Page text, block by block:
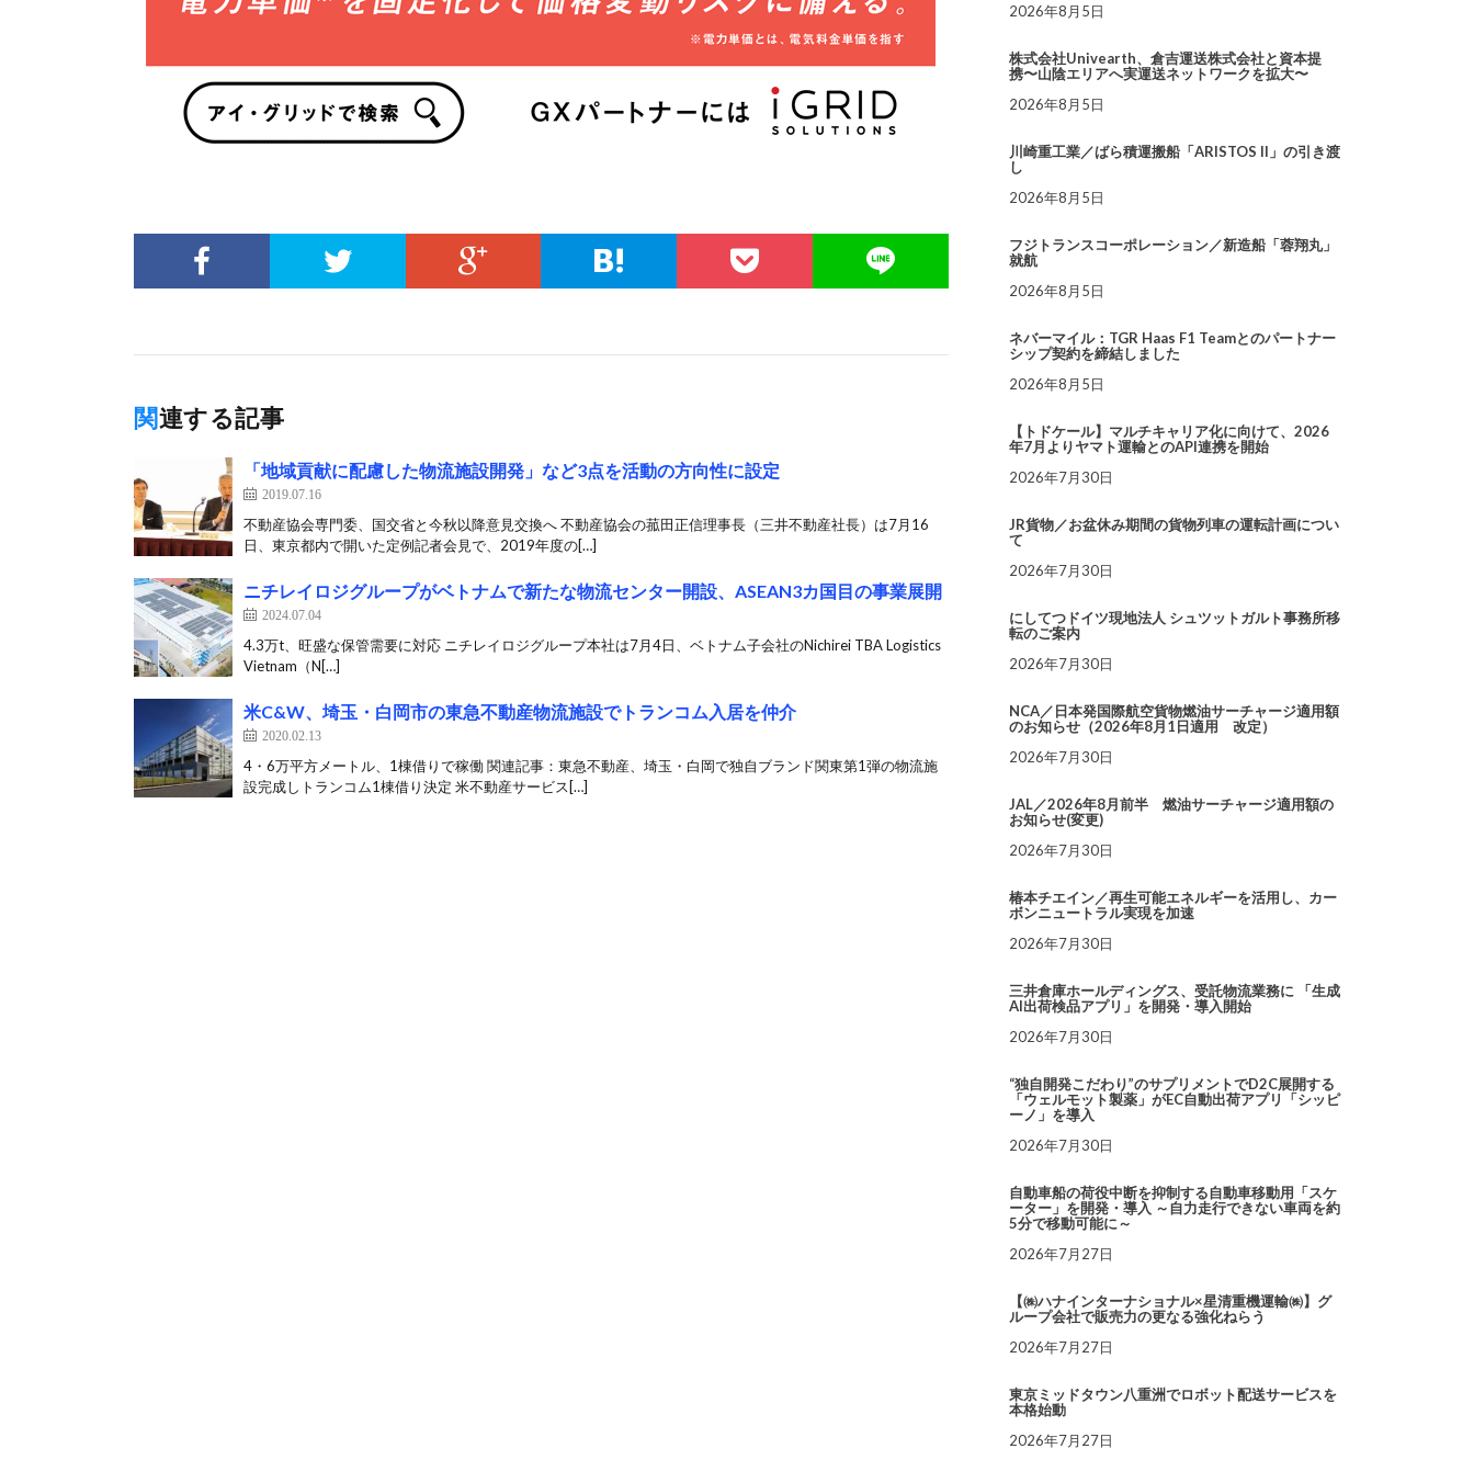
関連する記事
「地域貢献に配慮した物流施設開発」など3点を活動の方向性に設定
2019.07.16
不動産協会専門委、国交省と今秋以降意見交換へ 不動産協会の菰田正信理事長（三井不動産社長）は7月16
日、東京都内で開いた定例記者会見で、2019年度の[…]
ニチレイロジグループがベトナムで新たな物流センター開設、ASEAN3カ国目の事業展開
2024.07.04
4.3万t、旺盛な保管需要に対応 ニチレイロジグループ本社は7月4日、ベトナム子会社のNichirei TBA Logistics
Vietnam（N[…]
米C&W、埼玉・白岡市の東急不動産物流施設でトランコム入居を仲介
2020.02.13
4・6万平方メートル、1棟借りで稼働 関連記事：東急不動産、埼玉・白岡で独自ブランド関東第1弾の物流施
設完成しトランコム1棟借り決定 米不動産サービス[…]
2026年8月5日
株式会社Univearth、倉吉運送株式会社と資本提
携〜山陰エリアへ実運送ネットワークを拡大〜
2026年8月5日
川崎重工業／ばら積運搬船「ARISTOS II」の引き渡
し
2026年8月5日
フジトランスコーポレーション／新造船「蓉翔丸」
就航
2026年8月5日
ネバーマイル：TGR Haas F1 Teamとのパートナー
シップ契約を締結しました
2026年8月5日
【トドケール】マルチキャリア化に向けて、2026
年7月よりヤマト運輸とのAPI連携を開始
2026年7月30日
JR貨物／お盆休み期間の貨物列車の運転計画につい
て
2026年7月30日
にしてつドイツ現地法人 シュツットガルト事務所移
転のご案内
2026年7月30日
NCA／日本発国際航空貨物燃油サーチャージ適用額
のお知らせ（2026年8月1日適用 改定）
2026年7月30日
JAL／2026年8月前半 燃油サーチャージ適用額の
お知らせ(変更)
2026年7月30日
椿本チエイン／再生可能エネルギーを活用し、カー
ボンニュートラル実現を加速
2026年7月30日
三井倉庫ホールディングス、受託物流業務に 「生成
AI出荷検品アプリ」を開発・導入開始
2026年7月30日
“独自開発こだわり”のサプリメントでD2C展開する
「ウェルモット製薬」がEC自動出荷アプリ「シッピ
ーノ」を導入
2026年7月30日
自動車船の荷役中断を抑制する自動車移動用「スケ
ーター」を開発・導入 ～自力走行できない車両を約
5分で移動可能に～
2026年7月27日
【㈱ハナインターナショナル×星清重機運輸㈱】グ
ループ会社で販売力の更なる強化ねらう
2026年7月27日
東京ミッドタウン八重洲でロボット配送サービスを
本格始動
2026年7月27日